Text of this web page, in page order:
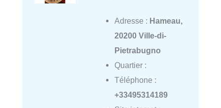
Adresse : Hameau,
20200 Ville-di-
Pietrabugno
Quartier :
Téléphone :
+33495314189